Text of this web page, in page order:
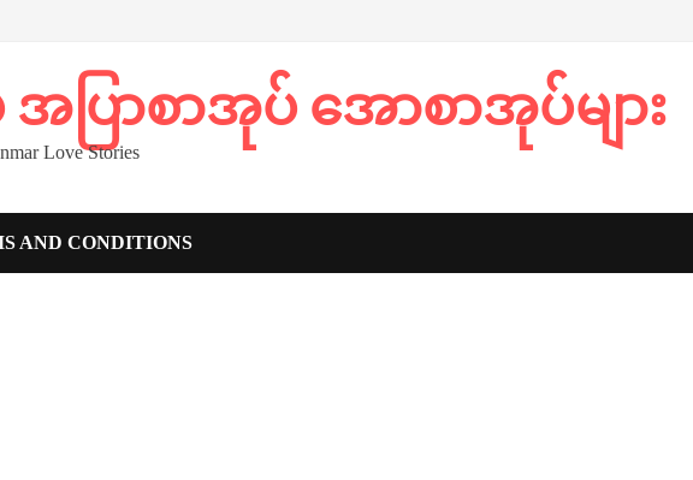
အပြာစာအုပ် အောစာအုပ်များ
Love Stories
AND CONDITIONS